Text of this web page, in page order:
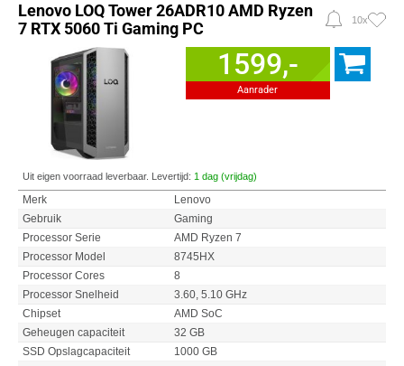
Lenovo LOQ Tower 26ADR10 AMD Ryzen
7 RTX 5060 Ti Gaming PC
10x
1599,-
Aanrader
Uit eigen voorraad leverbaar. Levertijd: 1 dag (vrijdag)
Merk
Lenovo
Gebruik
Gaming
Processor Serie
AMD Ryzen 7
Processor Model
8745HX
Processor Cores
8
Processor Snelheid
3.60, 5.10 GHz
Chipset
AMD SoC
Geheugen capaciteit
32 GB
SSD Opslagcapaciteit
1000 GB